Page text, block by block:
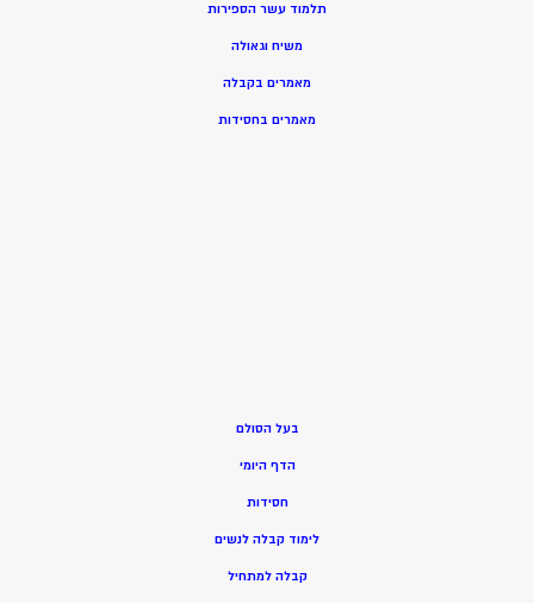
תלמוד עשר הספירות
משיח וגאולה
מאמרים בקבלה
מאמרים בחסידות
בעל הסולם
הדף היומי
חסידות
לימוד קבלה לנשים
קבלה למתחיל